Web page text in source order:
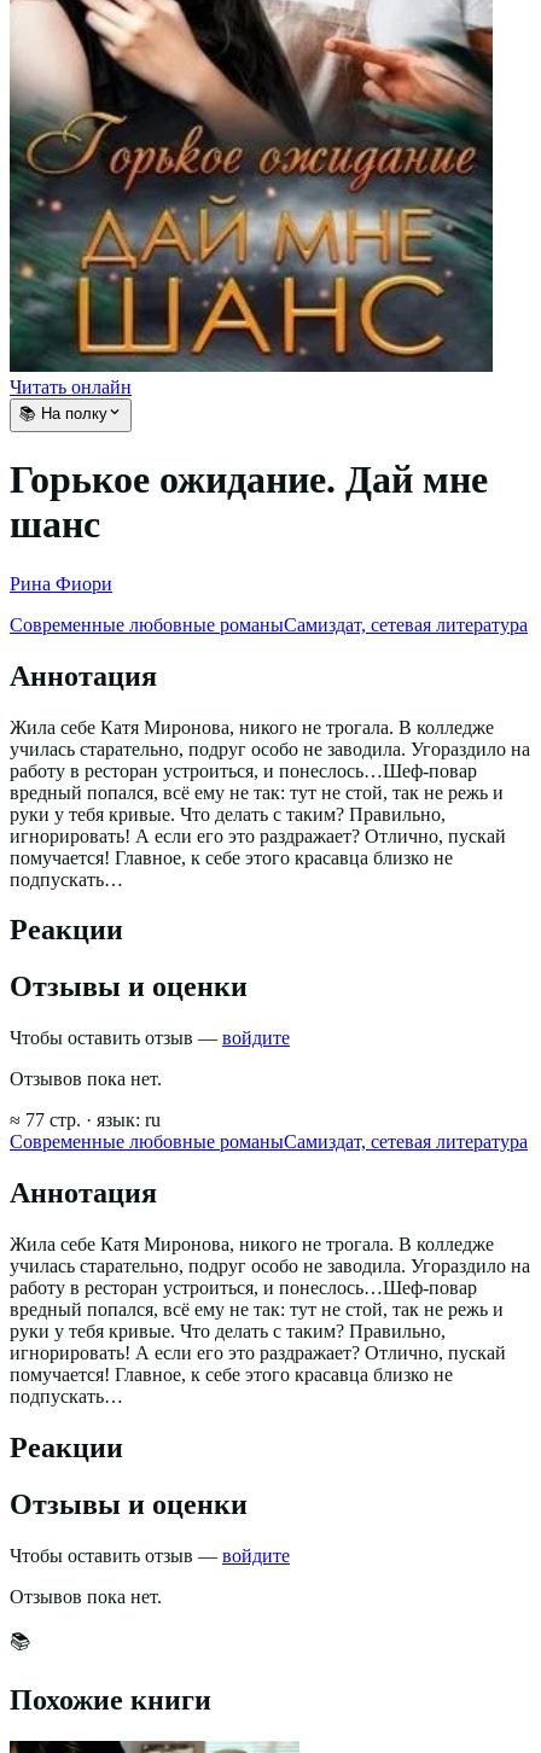
Читать онлайн
📚 На полку
Горькое ожидание. Дай мне
шанс
Рина Фиори
Современные любовные романыСамиздат, сетевая литература
Аннотация
Жила себе Катя Миронова, никого не трогала. В колледже
училась старательно, подруг особо не заводила. Угораздило на
работу в ресторан устроиться, и понеслось…Шеф-повар
вредный попался, всё ему не так: тут не стой, так не режь и
руки у тебя кривые. Что делать с таким? Правильно,
игнорировать! А если его это раздражает? Отлично, пускай
помучается! Главное, к себе этого красавца близко не
подпускать…
Реакции
Отзывы и оценки
Чтобы оставить отзыв — войдите
Отзывов пока нет.
≈ 77 стр. · язык: ru
Современные любовные романыСамиздат, сетевая литература
Аннотация
Жила себе Катя Миронова, никого не трогала. В колледже
училась старательно, подруг особо не заводила. Угораздило на
работу в ресторан устроиться, и понеслось…Шеф-повар
вредный попался, всё ему не так: тут не стой, так не режь и
руки у тебя кривые. Что делать с таким? Правильно,
игнорировать! А если его это раздражает? Отлично, пускай
помучается! Главное, к себе этого красавца близко не
подпускать…
Реакции
Отзывы и оценки
Чтобы оставить отзыв — войдите
Отзывов пока нет.
📚
Похожие книги